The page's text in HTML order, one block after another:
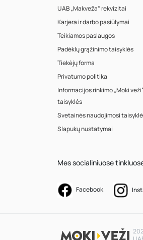
UAB „Makveža” rekvizitai
Karjera ir darbo pasiūlymai
Teikiamos paslaugos
Padėklų grąžinimo taisyklės
Tiekėjų forma
Privatumo politika
Informacijos rinkimo „Moki
taisyklės
Svetainės naudojimosi
Slapukų nustatymai
Mes socialiniuose
Facebook